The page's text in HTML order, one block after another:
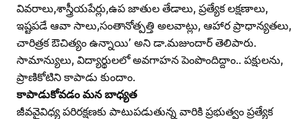
వివరాలు,శాస్త్రీయపేర్లు,ఉప జాతుల తేడాలు, ప్రత్యేక లక్షణాలు,
ఇష్టపడే ఆవా సాలు,సంతానోత్పత్తి అలవాట్లు, ఆహార ప్రాధాన్యతలు,
చారిత్రక ఔచిత్యం ఉన్నాయి’ అని డా.మజుందార్‌ తెలిపారు.
సామాన్యులు, విద్యార్థులలో అవగాహన పెంపొందిద్దాం.. పక్షులను,
ప్రాణికోటిని కాపాడు కుందాం.
కాపాడుకోవడం మన బాధ్యత
జీవవైవిధ్య పరిరక్షణకు పాటుపడుతున్న వారికి ప్రభుత్వం ప్రత్యేక